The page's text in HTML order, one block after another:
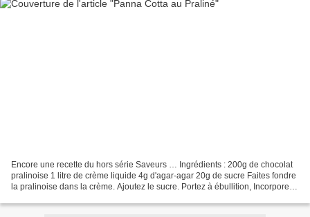
Encore une recette du hors série Saveurs … Ingrédients : 200g de chocolat
pralinoise 1 litre de crème liquide 4g d'agar-agar 20g de sucre Faites fondre
la pralinoise dans la crème. Ajoutez le sucre. Portez à ébullition, Incorporez